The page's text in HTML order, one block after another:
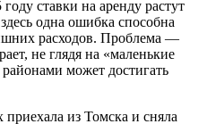
ставки на аренду растут
одна ошибка способна
расходов. Проблема —
не глядя на «маленькие
может достигать
из Томска и сняла